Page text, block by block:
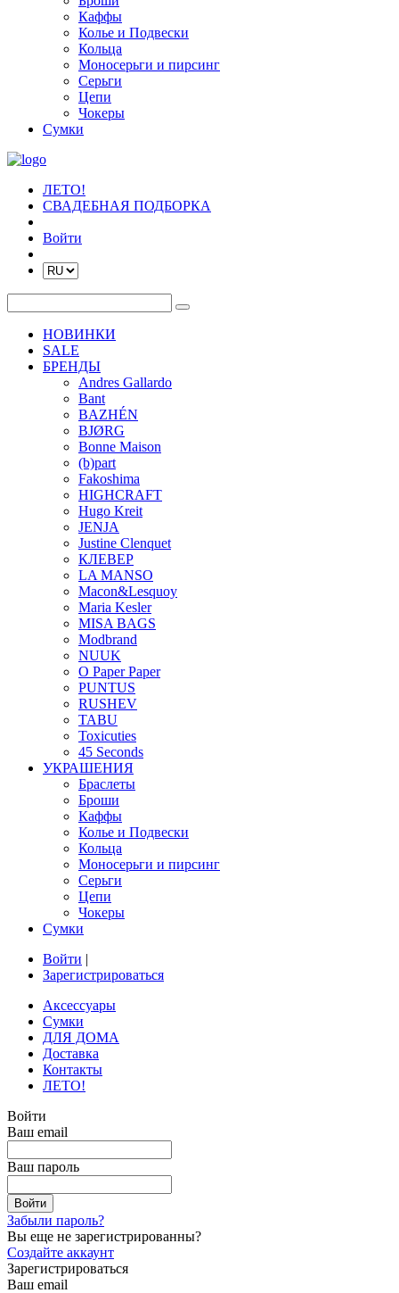
Каффы
Колье и Подвески
Кольца
Моносерьги и пирсинг
Серьги
Цепи
Чокеры
Сумки
ЛЕТО!
СВАДЕБНАЯ ПОДБОРКА
Войти
НОВИНКИ
SALE
БРЕНДЫ
Andres Gallardo
Bant
BAZHÉN
BJØRG
Bonne Maison
(b)part
Fakoshima
HIGHCRAFT
Hugo Kreit
JENJA
Justine Clenquet
КЛЕВЕР
LA MANSO
Macon&Lesquoy
Maria Kesler
MISA BAGS
Modbrand
NUUK
O Paper Paper
PUNTUS
RUSHEV
TABU
Toxicuties
45 Seconds
УКРАШЕНИЯ
Браслеты
Броши
Каффы
Колье и Подвески
Кольца
Моносерьги и пирсинг
Серьги
Цепи
Чокеры
Сумки
Войти |
Зарегистрироваться
Аксессуары
Сумки
ДЛЯ ДОМА
Доставка
Контакты
ЛЕТО!
Войти
Ваш email
Ваш пароль
Забыли пароль?
Вы еще не зарегистрированны?
Создайте аккаунт
Зарегистрироваться
Ваш email